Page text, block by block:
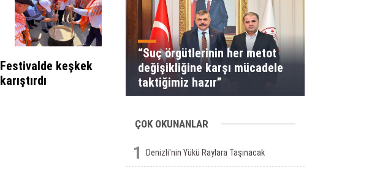
Festivalde keşkek
karıştırdı
“Suç örgütlerinin her metot
değişikliğine karşı mücadele
taktiğimiz hazır”
ÇOK OKUNANLAR
1 Denizli'nin Yükü Raylara Taşınacak